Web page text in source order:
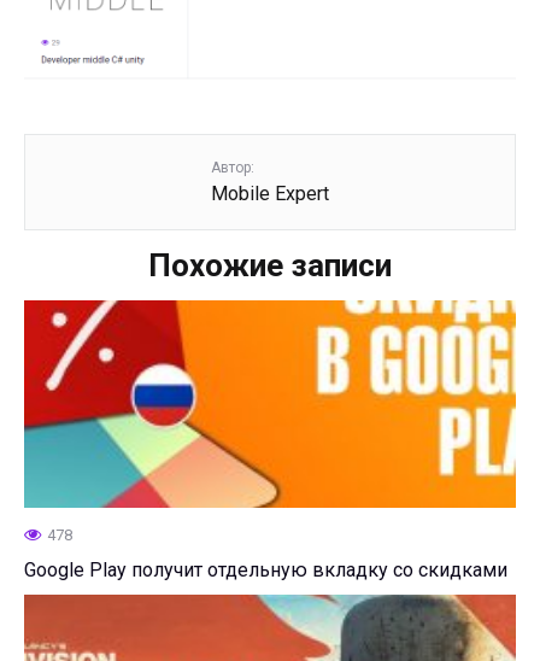
Автор:
Mobile Expert
Похожие записи
478
Google Play получит отдельную вкладку со скидками